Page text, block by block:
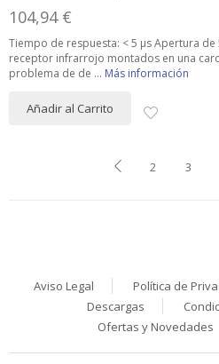
104,94 €
Tiempo de respuesta: < 5 µs Apertura
receptor infrarrojo montados en una
problema de de ... Más información
Añadir al Carrito
2 3
Aviso Legal Política de
Descargas
Ofertas y Novedades